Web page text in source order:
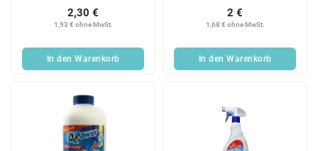
1,93 € ohne MwSt.
2,30 €
In den Warenkorb
1,68 € ohne MwSt.
2 €
In den Warenkorb